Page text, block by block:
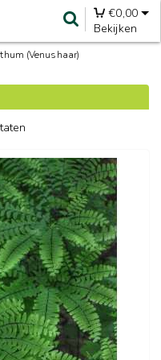
€0,00
Bekijken
(Venushaar)